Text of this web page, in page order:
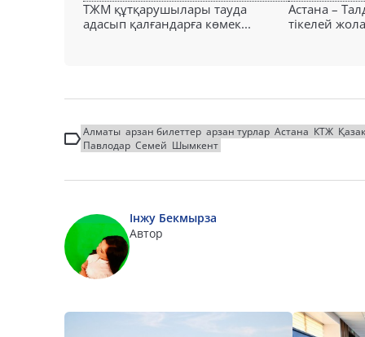
ТЖМ құтқарушылары тауда
адасып қалғандарға көмек...
Астана –
тікелей
Алматы арзан билеттер арзан турлар Астана КТЖ
Павлодар Семей Шымкент
Інжу Бекмырза
Автор